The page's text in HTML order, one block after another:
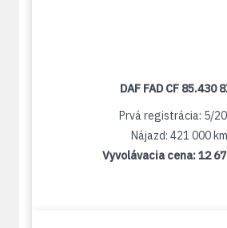
DAF FAD CF 85.430
Prvá registrácia: 5/
Nájazd: 421 000 km
Vyvolávacia cena:12